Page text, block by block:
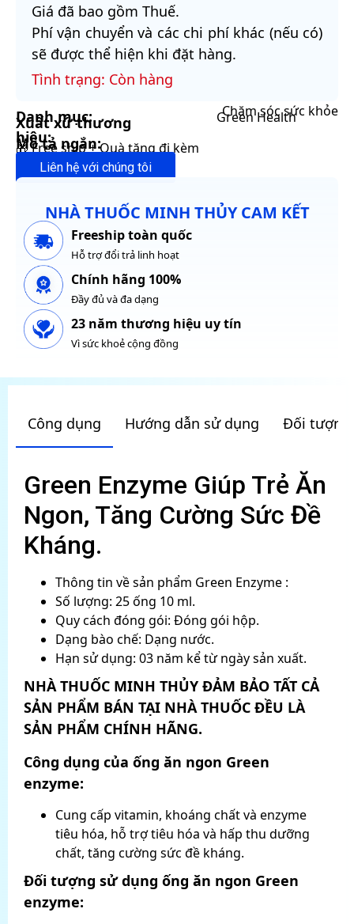
Giá đã bao gồm Thuế.
Phí vận chuyển và các chi phí khác (nếu có)
sẽ được thể hiện khi đặt hàng.
Tình trạng: Còn hàng
Danh mục:
Chăm sóc sức khỏe
Xuất xứ thương
hiệu:
Green Health
Mô tả ngắn:
🎁 Free ship + Quà tặng đi kèm
Liên hệ với chúng tôi
NHÀ THUỐC MINH THỦY CAM KẾT
Freeship toàn quốc
Hỗ trợ đổi trả linh hoạt
Chính hãng 100%
Đầy đủ và đa dạng
23 năm thương hiệu uy tín
Vì sức khoẻ cộng đồng
Công dụng Hướng dẫn sử dụng Đối tượng
Green Enzyme Giúp Trẻ Ăn
Ngon, Tăng Cường Sức Đề
Kháng.
Thông tin về sản phẩm Green Enzyme :
Số lượng: 25 ống 10 ml.
Quy cách đóng gói: Đóng gói hộp.
Dạng bào chế: Dạng nước.
Hạn sử dụng: 03 năm kể từ ngày sản xuất.
NHÀ THUỐC MINH THỦY ĐẢM BẢO TẤT CẢ
SẢN PHẨM BÁN TẠI NHÀ THUỐC ĐỀU LÀ
SẢN PHẨM CHÍNH HÃNG.
Công dụng của ống ăn ngon Green
enzyme:
Cung cấp vitamin, khoáng chất và enzyme
tiêu hóa, hỗ trợ tiêu hóa và hấp thu dưỡng
chất, tăng cường sức đề kháng.
Đối tượng sử dụng ống ăn ngon Green
enzyme: